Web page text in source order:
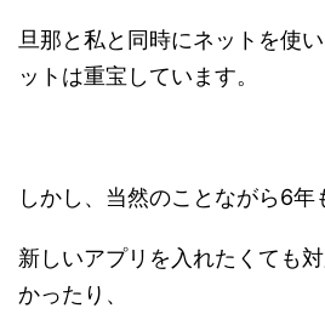
旦那と私と同時にネットを使
ットは重宝しています。
しかし、当然のことながら6年
新しいアプリを入れたくても
かったり、